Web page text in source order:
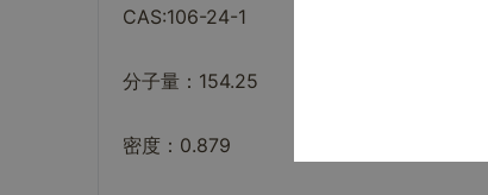
CAS:106-24-1
分子量：154.25
密度：0.879